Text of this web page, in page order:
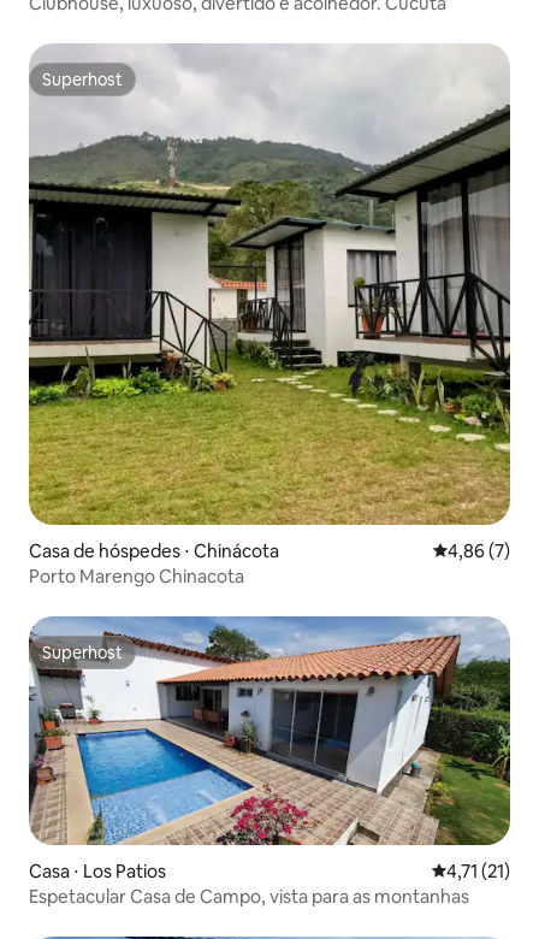
Superhost
Superhost
Casa de hóspedes ⋅ Chinácota 4,86 de uma
4,86 (7)
Porto Marengo Chinacota
Superhost
Superhost
Casa ⋅ Los Patios 4,71 de uma
4,71 (21)
Espetacular Casa de Campo, vista para as montanhas